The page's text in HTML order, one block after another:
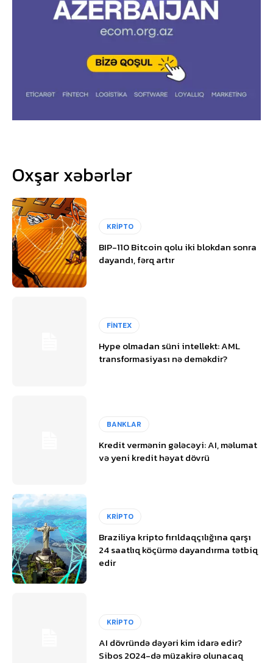
Oxşar xəbərlər
KRİPTO
BIP-110 Bitcoin qolu iki blokdan sonra
dayandı, fərq artır
FİNTEX
Hype olmadan süni intellekt: AML
transformasiyası nə deməkdir?
BANKLAR
Kredit vermənin gələcəyi: AI, məlumat
və yeni kredit həyat dövrü
KRİPTO
Braziliya kripto fırıldaqçılığına qarşı
24 saatlıq köçürmə dayandırma tətbiq
edir
KRİPTO
AI dövründə dəyəri kim idarə edir?
Sibos 2024-də müzakirə olunacaq